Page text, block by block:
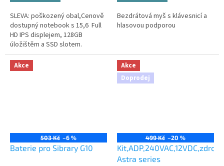
SLEVA: poškozený obal,Cenově
dostupný notebook s 15,6 Full
HD IPS displejem, 128GB
úložištěm a SSD slotem.
Připraven na Windows 11, HU
klávesnice
Bezdrátová myš s klávesnicí a
hlasovou podporou
Akce
503 Kč –6 %
Baterie pro Sibrary G10
Akce
Doprodej
499 Kč –20 %
Kit,ADP,240VAC,12VDC,zdroj,
Astra series